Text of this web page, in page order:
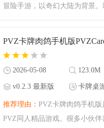
冒险手游，以奇幻大陆为背景
持佛系挂机离线收益，融合随
2026-05-08 123.0M
v0.2.3 最新版 卡牌桌
推荐理由： PVZ卡牌肉鸽手机
PVZ同人精品游戏。很多小伙